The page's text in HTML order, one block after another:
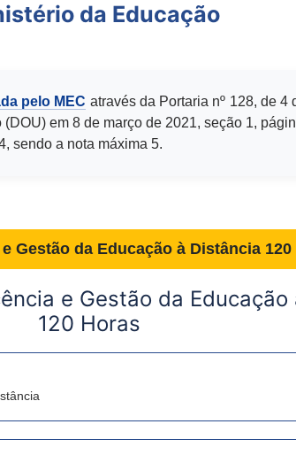
da Educação
pelo MEC através da Portaria nº 128, de 4
em 8 de março de 2021, seção 1,
sendo a nota máxima 5.
Gestão da Educação à Distância 120
e Gestão da Educação
120 Horas